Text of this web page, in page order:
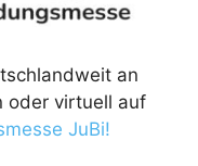
an
oder virtuell auf
JuBi!